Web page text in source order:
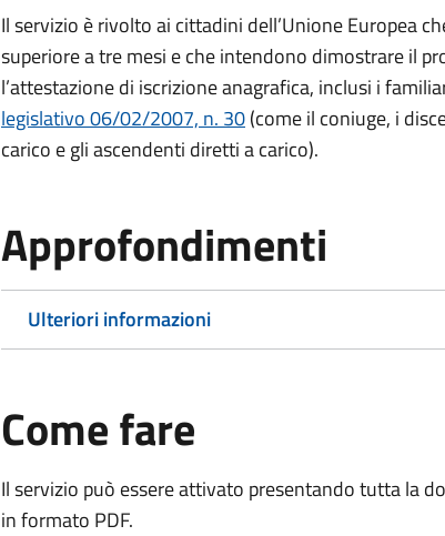
Il servizio è rivolto ai cittadini dell’Unione Europea
superiore a tre mesi e che intendono dimostrare il
l’attestazione di iscrizione anagrafica, inclusi i
legislativo 06/02/2007, n. 30(come il coniuge, i
carico e gli ascendenti diretti a carico).
Approfondimenti
Ulteriori informazioni
Come fare
Il servizio può essere attivato presentando tutta la
in formato PDF.